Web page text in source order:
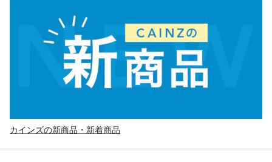
カインズの新商品・新着商品